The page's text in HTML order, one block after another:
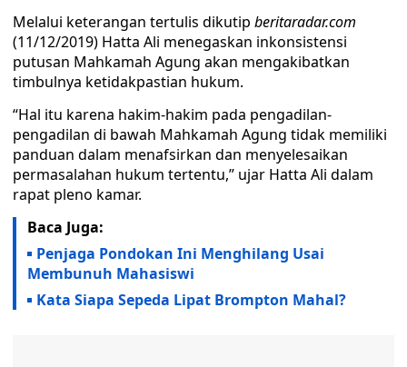
Melalui keterangan tertulis dikutip beritaradar.com
(11/12/2019) Hatta Ali menegaskan inkonsistensi
putusan Mahkamah Agung akan mengakibatkan
timbulnya ketidakpastian hukum.
“Hal itu karena hakim-hakim pada pengadilan-
pengadilan di bawah Mahkamah Agung tidak memiliki
panduan dalam menafsirkan dan menyelesaikan
permasalahan hukum tertentu,” ujar Hatta Ali dalam
rapat pleno kamar.
Baca Juga:
Penjaga Pondokan Ini Menghilang Usai
Membunuh Mahasiswi
Kata Siapa Sepeda Lipat Brompton Mahal?